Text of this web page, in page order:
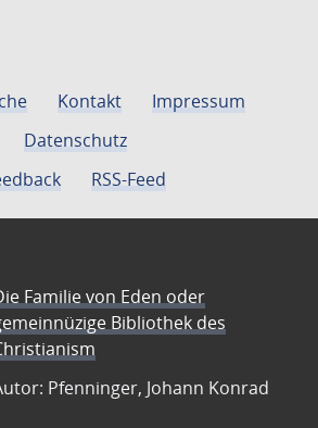
Kontakt
Impressum
Datenschutz
RSS-Feed
Familie von Eden oder
Bibliothek des
Pfenninger, Johann Konrad